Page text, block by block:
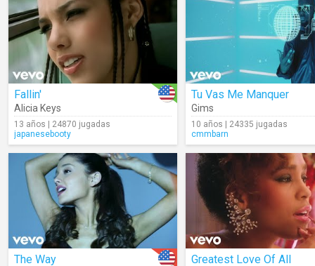
Fallin'
Alicia Keys
13 años | 24870 jugadas
japanesebooty
Tu Vas Me Manquer
Gims
10 años | 24335 jugadas
cmmbarn
The Way Greatest Love Of All